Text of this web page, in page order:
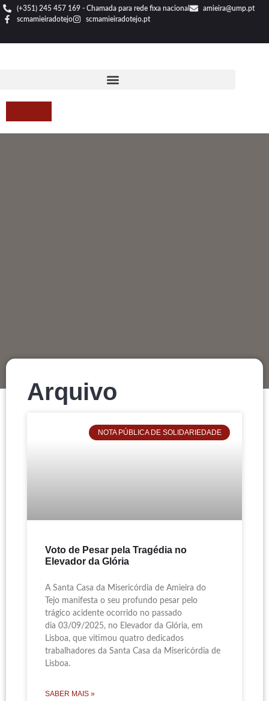
(+351) 245 457 169 - Chamada para rede fixa nacional
amieira@ump.pt
scmamieiradotejo
scmamieiradotejo.pt
Arquivo
NOTA PÚBLICA DE SOLIDARIEDADE
Voto de Pesar pela Tragédia no
Elevador da Glória
A Santa Casa da Misericórdia de Amieira do
Tejo manifesta o seu profundo pesar pelo
trágico acidente ocorrido no passado
dia 03/09/2025, no Elevador da Glória, em
Lisboa, que vitimou quatro dedicados
trabalhadores da Santa Casa da Misericórdia de
Lisboa.
SABER MAIS »